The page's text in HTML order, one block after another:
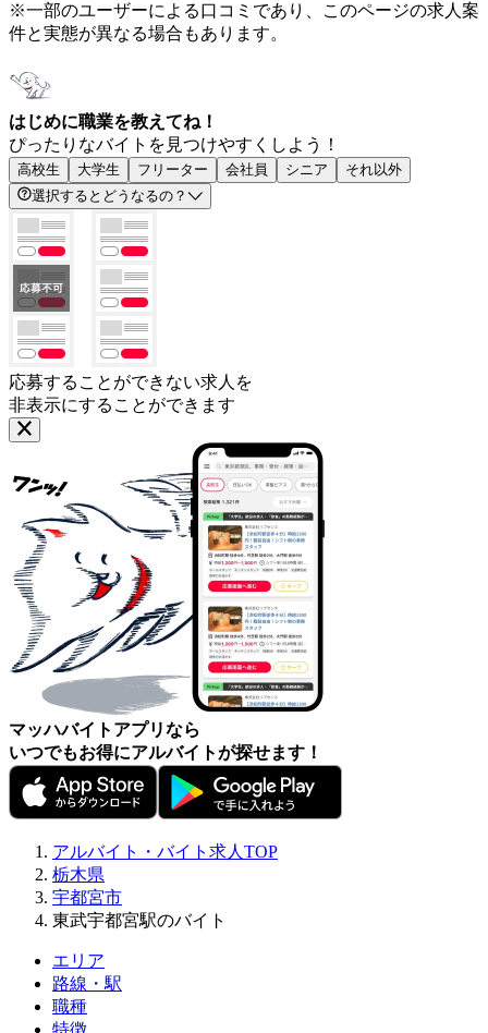
※一部のユーザーによる口コミであり、このページの求人案
件と実態が異なる場合もあります。
はじめに職業を教えてね！
ぴったりなバイトを見つけやすくしよう！
高校生 大学生 フリーター 会社員 シニア
それ以外
選択するとどうなるの？
応募することができない求人を
非表示にすることができます
マッハバイトアプリなら
いつでもお得にアルバイトが探せます！
アルバイト・バイト求人TOP
栃木県
宇都宮市
東武宇都宮駅のバイト
エリア
路線・駅
職種
特徴